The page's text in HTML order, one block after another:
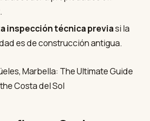
inspección técnica previasi la
es de construcción antigua.